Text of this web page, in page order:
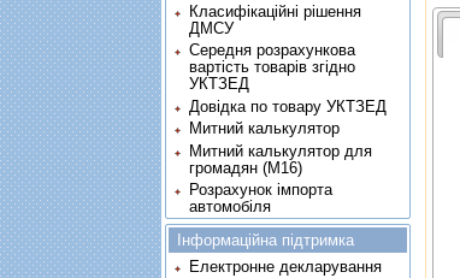
Класифікаційні рішення
ДМСУ
Середня розрахункова
вартість товарів згідно
УКТЗЕД
Довідка по товару УКТЗЕД
Митний калькулятор
Митний калькулятор для
громадян (М16)
Розрахунок імпорта
автомобіля
Інформаційна підтримка
Електронне декларування